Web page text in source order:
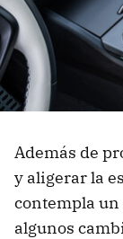
Además de
y aligerar la
contempla un
algunos